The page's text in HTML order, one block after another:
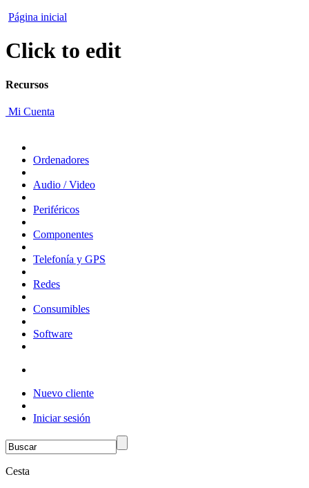
Página inicial
Click to edit
Recursos
Mi Cuenta
Ordenadores
Audio / Video
Periféricos
Componentes
Telefonía y GPS
Redes
Consumibles
Software
Nuevo cliente
Iniciar sesión
Cesta